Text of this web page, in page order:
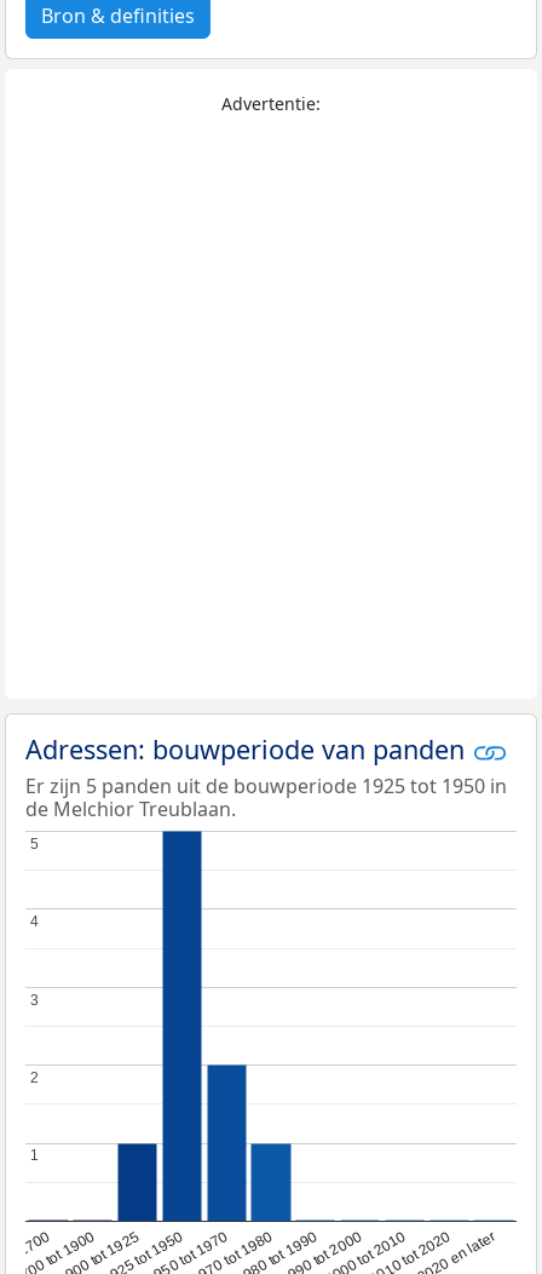
Bron & definities
Advertentie:
Adressen: bouwperiode van panden
Er zijn 5 panden uit de bouwperiode 1925 tot 1950 in
de Melchior Treublaan.
1700
1700 tot 1900
1900 tot 19251925 tot 19501950 tot 19701970 tot 19801980 tot 19901990 tot 20002000 tot 20102010 tot 20202020 en later
1
1
2
2
3
3
4
4
5
5